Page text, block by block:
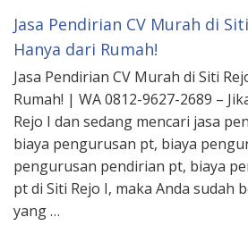
Jasa Pendirian CV Murah di
Hanya dari Rumah!
Jasa Pendirian CV Murah di Siti
Rumah! | WA 0812-9627-2689 –
Rejo I dan sedang mencari jasa
biaya pengurusan pt, biaya
pengurusan pendirian pt, biaya
pt di Siti Rejo I, maka Anda sudah
yang …